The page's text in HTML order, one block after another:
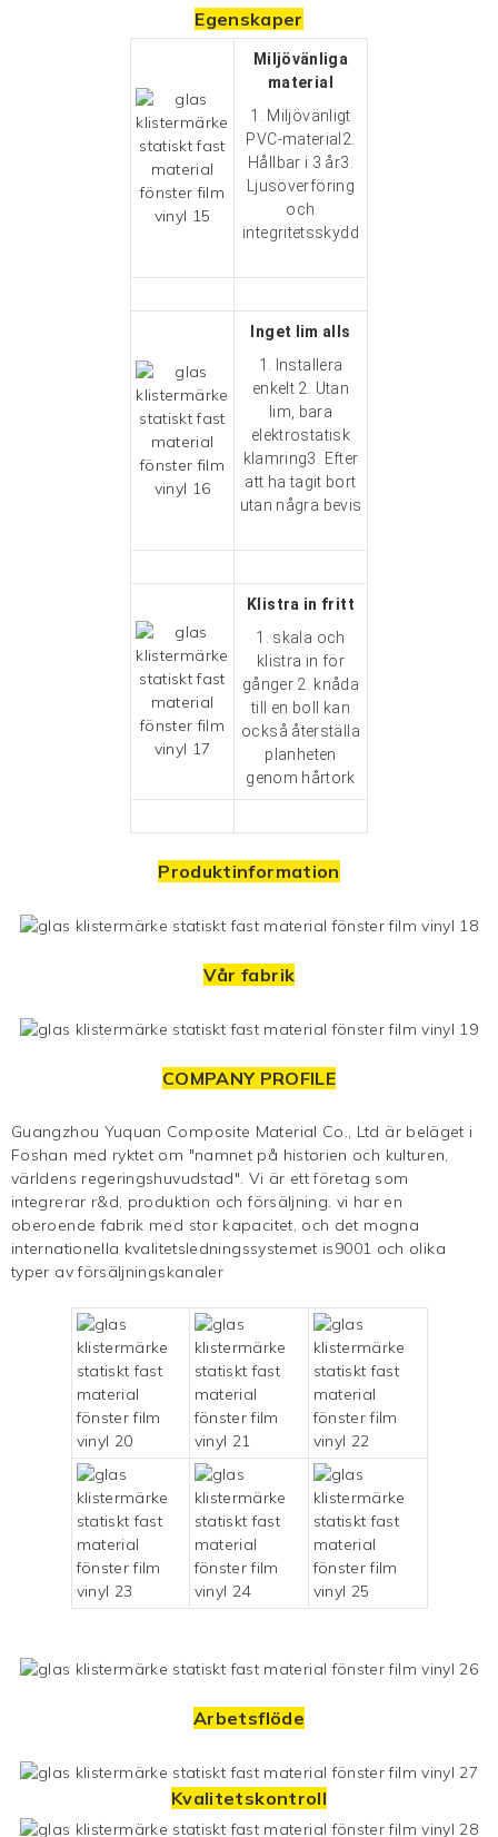
Egenskaper
Miljövänliga
material
1. Miljövänligt
PVC-material2.
Hållbar i 3 år3.
Ljusöverföring
och
integritetsskydd
Inget lim alls
1. Installera
enkelt 2. Utan
lim, bara
elektrostatisk
klamring3. Efter
att ha tagit bort
utan några bevis
Klistra in fritt
1. skala och
klistra in för
gånger 2. knåda
till en boll kan
också återställa
planheten
genom hårtork
Produktinformation
Vår fabrik
COMPANY PROFILE
Guangzhou Yuquan Composite Material Co., Ltd är beläget i
Foshan med ryktet om "namnet på historien och kulturen,
världens regeringshuvudstad". Vi är ett företag som
integrerar r&d, produktion ochförsäljning. vi har en
oberoende fabrik med stor kapacitet, och det mogna
internationella kvalitetsledningssystemet is9001 och olika
typer av försäljningskanaler
Arbetsflöde
Kvalitetskontroll